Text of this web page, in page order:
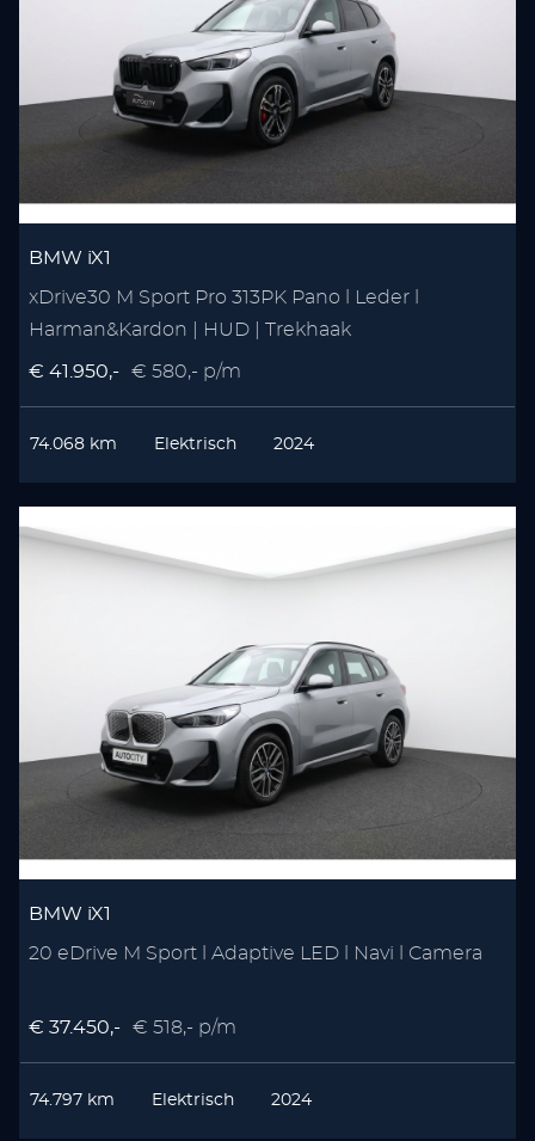
BMW iX1
xDrive30 M Sport Pro 313PK Pano l Leder l
Harman&Kardon | HUD | Trekhaak
€ 41.950,- € 580,- p/m
74.068 km Elektrisch 2024
BMW iX1
20 eDrive M Sport l Adaptive LED l Navi l Camera
€ 37.450,- € 518,- p/m
74.797 km Elektrisch 2024